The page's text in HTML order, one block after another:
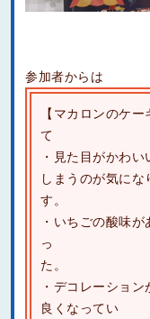
参加者からは
【マカロンのケ
・見た目がかわ
しまうのが気にな
・いちごの酸味
っ
・デコレーショ
良くなってい